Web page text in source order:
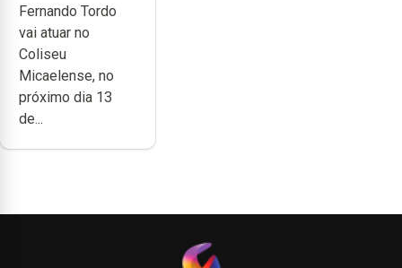
no Coliseu
Micaelense
Fernando Tordo
vai atuar no
Coliseu
Micaelense, no
próximo dia 13
de...